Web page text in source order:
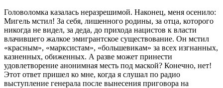
Головоломка казалась неразрешимой. Наконец, меня осенило:
Мигель мстил! За себя, лишенного родины, за отца, которого
никогда не видел, за деда, до прихода нацистов к власти
влачившего жалкое эмигрантское существование. Он мстил
«красным», «марксистам», «большевикам» за всех изгнанных,
казненных, обиженных. А разве может принести
удовлетворение анонимная месть под маской? Конечно, нет!
Этот ответ пришел ко мне, когда я слушал по радио
выступление генерала после вынесения приговора на